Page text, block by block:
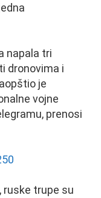
napala tri
dronovima i
je
vojne
prenosi
ruske trupe su